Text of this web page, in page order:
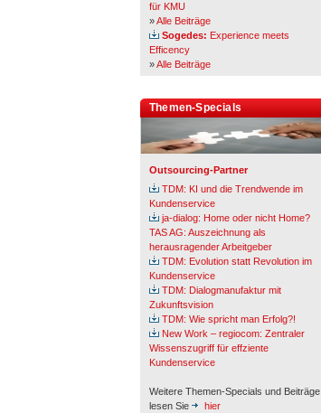
für KMU
»Alle Beiträge
Sogedes: Experience meets
Efficency
»Alle Beiträge
Themen-Specials
Outsourcing-Partner
TDM: KI und die Trendwende im
Kundenservice
ja-dialog: Home oder nicht Home?
TAS AG: Auszeichnung als
herausragender Arbeitgeber
TDM: Evolution statt Revolution im
Kundenservice
TDM: Dialogmanufaktur mit
Zukunftsvision
TDM: Wie spricht man Erfolg?!
New Work – regiocom: Zentraler
Wissenszugriff für effziente
Kundenservice
Weitere Themen-Specials und Beiträge
lesen Sie
hier